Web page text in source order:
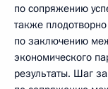
по сопряжению
также
по заключению
экономического
результаты. Шаг